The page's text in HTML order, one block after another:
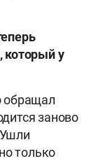
который у
обращал
заново
только